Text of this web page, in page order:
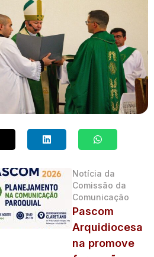
Notícia da
Comissão da
Comunicação
Pascom
Arquidiocesa
na promove